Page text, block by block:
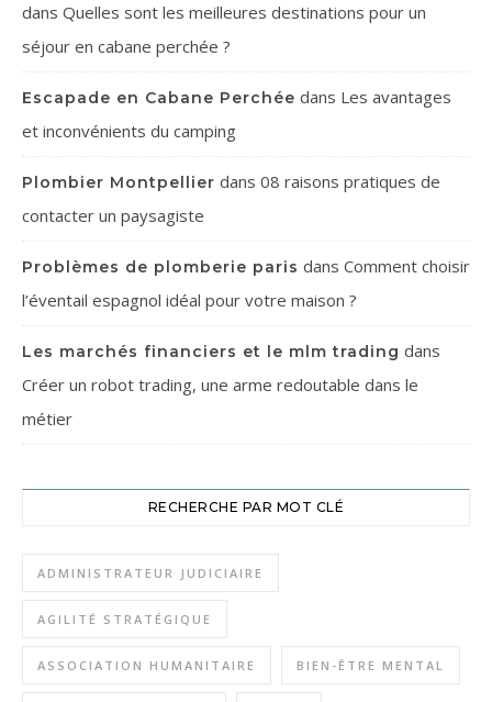
dans Quelles sont les meilleures destinations pour un
séjour en cabane perchée ?
Escapade en Cabane Perchée dans Les avantages
et inconvénients du camping
Plombier Montpellier dans 08 raisons pratiques de
contacter un paysagiste
Problèmes de plomberie paris dans Comment choisir
l’éventail espagnol idéal pour votre maison ?
Les marchés financiers et le mlm trading dans
Créer un robot trading, une arme redoutable dans le
métier
RECHERCHE PAR MOT CLÉ
ADMINISTRATEUR JUDICIAIRE
AGILITÉ STRATÉGIQUE
ASSOCIATION HUMANITAIRE BIEN-ÊTRE MENTAL